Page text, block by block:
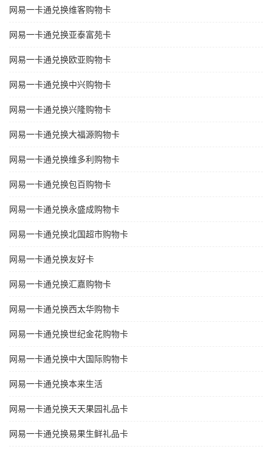
网易一卡通兑换维客购物卡
网易一卡通兑换亚泰富苑卡
网易一卡通兑换欧亚购物卡
网易一卡通兑换中兴购物卡
网易一卡通兑换兴隆购物卡
网易一卡通兑换大福源购物卡
网易一卡通兑换维多利购物卡
网易一卡通兑换包百购物卡
网易一卡通兑换永盛成购物卡
网易一卡通兑换北国超市购物卡
网易一卡通兑换友好卡
网易一卡通兑换汇嘉购物卡
网易一卡通兑换西太华购物卡
网易一卡通兑换世纪金花购物卡
网易一卡通兑换中大国际购物卡
网易一卡通兑换本来生活
网易一卡通兑换天天果园礼品卡
网易一卡通兑换易果生鲜礼品卡